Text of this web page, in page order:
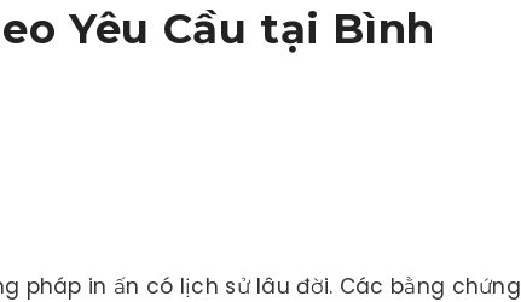
Yêu Cầu tại Bình
pháp in ấn có lịch sử lâu đời. Các bằng chứng